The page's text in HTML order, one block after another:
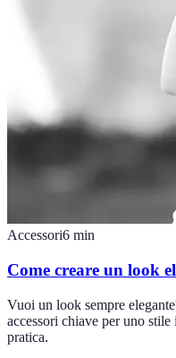
Accessori6 min
Come creare un look
Vuoi un look sempre
accessori chiave per uno
pratica.